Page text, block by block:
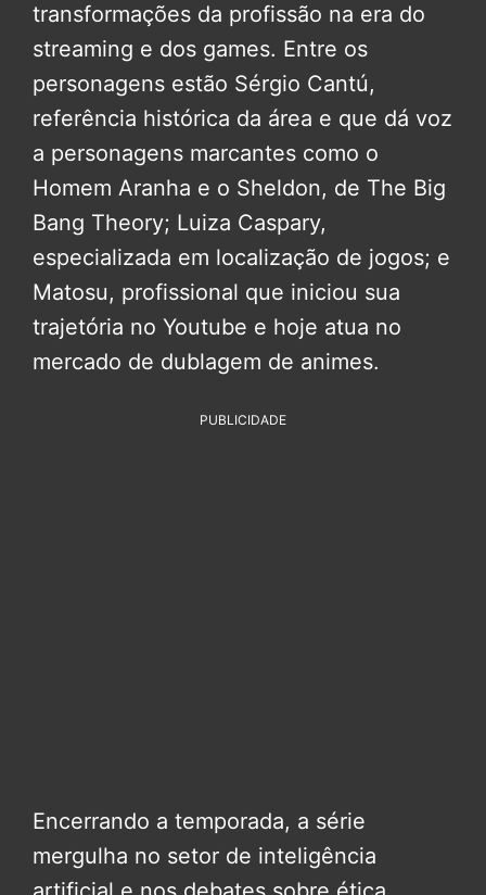
transformações da profissão na era do
streaming e dos games. Entre os
personagens estão Sérgio Cantú,
referência histórica da área e que dá voz
a personagens marcantes como o
Homem Aranha e o Sheldon, de The Big
Bang Theory; Luiza Caspary,
especializada em localização de jogos; e
Matosu, profissional que iniciou sua
trajetória no Youtube e hoje atua no
mercado de dublagem de animes.
PUBLICIDADE
Encerrando a temporada, a série
mergulha no setor de inteligência